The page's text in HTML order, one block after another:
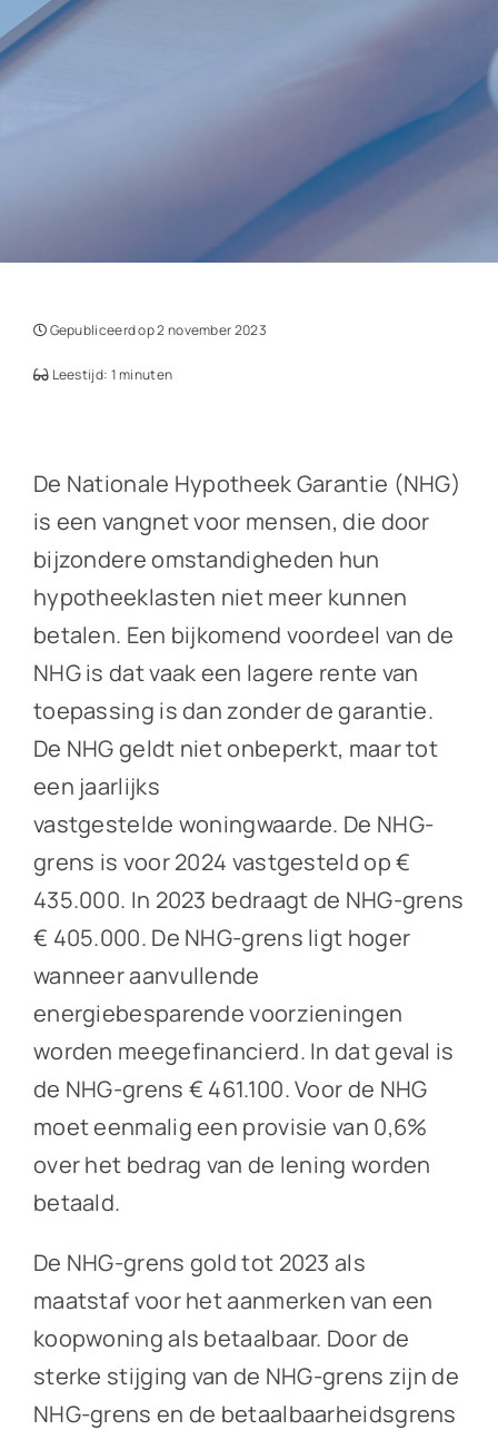
Gepubliceerd op 2 november 2023
Leestijd: 1 minuten
De Nationale Hypotheek Garantie (NHG)
is een vangnet voor mensen, die door
bijzondere omstandigheden hun
hypotheeklasten niet meer kunnen
betalen. Een bijkomend voordeel van de
NHG is dat vaak een lagere rente van
toepassing is dan zonder de garantie.
De NHG geldt niet onbeperkt, maar tot
een jaarlijks
vastgestelde woningwaarde. De NHG-
grens is voor 2024 vastgesteld op €
435.000. In 2023 bedraagt de NHG-grens
€ 405.000. De NHG-grens ligt hoger
wanneer aanvullende
energiebesparende voorzieningen
worden meegefinancierd. In dat geval is
de NHG-grens € 461.100. Voor de NHG
moet eenmalig een provisie van 0,6%
over het bedrag van de lening worden
betaald.
De NHG-grens gold tot 2023 als
maatstaf voor het aanmerken van een
koopwoning als betaalbaar. Door de
sterke stijging van de NHG-grens zijn de
NHG-grens en de betaalbaarheidsgrens